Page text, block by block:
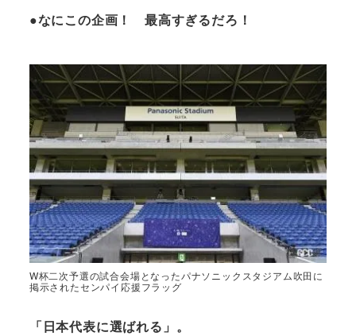
●なにこの企画！ 最高すぎるだろ！
W杯二次予選の試合会場となったパナソニックスタジアム吹田に
掲示されたセンパイ応援フラッグ
「日本代表に選ばれる」。